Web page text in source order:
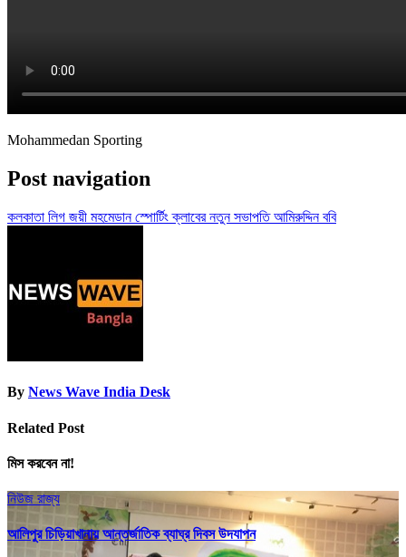
Mohammedan Sporting
Post navigation
কলকাতা লিগ জয়ী মহমেডান স্পোর্টিং ক্লাবের নতুন সভাপতি আমিরুদ্দিন ববি
By News Wave India Desk
Related Post
মিস করবেন না!
নিউজরাজ্য
আলিপুর চিড়িয়াখানায় আন্তর্জাতিক ব্যাঘ্র দিবস উদযাপন